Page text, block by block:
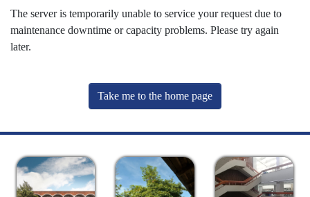
The server is temporarily unable to service your request due to
maintenance downtime or capacity problems. Please try again
later.
Take me to the home page